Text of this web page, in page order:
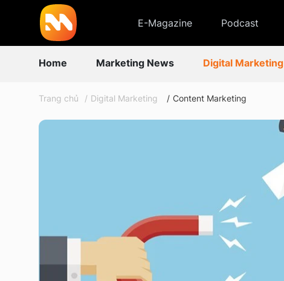
E-Magazine Podcast
Home Marketing News Digital Marketing
Trang chủ Digital Marketing Content Marketing